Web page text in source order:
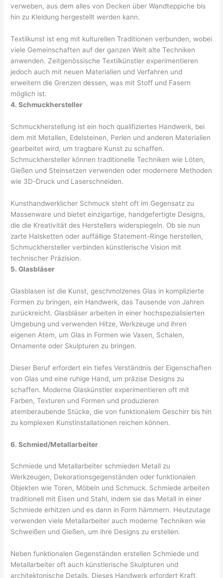
verweben, aus dem alles von Decken über Wandteppiche bis
hin zu Kleidung hergestellt werden kann.
Textilkunst ist eng mit kulturellen Traditionen verbunden, wobei
viele Gemeinschaften auf der ganzen Welt alte Techniken
anwenden. Zeitgenössische Textilkünstler experimentieren
jedoch auch mit neuen Materialien und Verfahren und
erweitern die Grenzen dessen, was mit Stoff und Fasern
möglich ist.
4. Schmuckhersteller
Schmuckherstellung ist ein hoch qualifiziertes Handwerk, bei
dem mit Metallen, Edelsteinen, Perlen und anderen Materialien
gearbeitet wird, um tragbare Kunst zu schaffen.
Schmuckhersteller können traditionelle Techniken wie Löten,
Gießen und Steinsetzen verwenden oder modernere Methoden
wie 3D-Druck und Laserschneiden.
Kunsthandwerklicher Schmuck steht oft im Gegensatz zu
Massenware und bietet einzigartige, handgefertigte Designs,
die die Kreativität des Herstellers widerspiegeln. Ob sie nun
zarte Halsketten oder auffällige Statement-Ringe herstellen,
Schmuckhersteller verbinden künstlerische Vision mit
technischer Präzision.
5. Glasbläser
Glasblasen ist die Kunst, geschmolzenes Glas in komplizierte
Formen zu bringen, ein Handwerk, das Tausende von Jahren
zurückreicht. Glasbläser arbeiten in einer hochspezialisierten
Umgebung und verwenden Hitze, Werkzeuge und ihren
eigenen Atem, um Glas in Formen wie Vasen, Schalen,
Ornamente oder Skulpturen zu bringen.
Dieser Beruf erfordert ein tiefes Verständnis der Eigenschaften
von Glas und eine ruhige Hand, um präzise Designs zu
schaffen. Moderne Glaskünstler experimentieren oft mit
Farben, Texturen und Formen und produzieren
atemberaubende Stücke, die von funktionalem Geschirr bis hin
zu komplexen Kunstinstallationen reichen können.
6. Schmied/Metallarbeiter
Schmiede und Metallarbeiter schmieden Metall zu
Werkzeugen, Dekorationsgegenständen oder funktionalen
Objekten wie Toren, Möbeln und Schmuck. Schmiede arbeiten
traditionell mit Eisen und Stahl, indem sie das Metall in einer
Schmiede erhitzen und es dann in Form hämmern. Heutzutage
verwenden viele Metallarbeiter auch moderne Techniken wie
Schweißen und Gießen, um ihre Designs zu erstellen.
Neben funktionalen Gegenständen erstellen Schmiede und
Metallarbeiter oft auch künstlerische Skulpturen und
architektonische Details. Dieses Handwerk erfordert Kraft,